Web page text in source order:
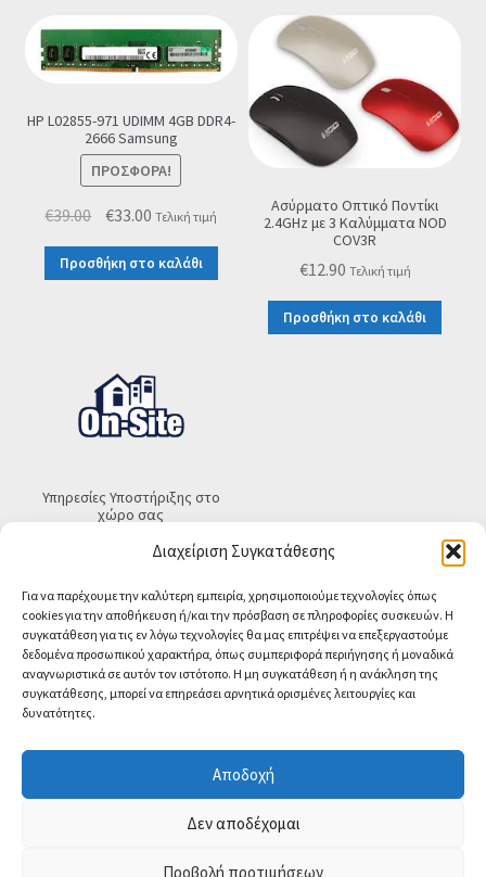
Διαχείριση Συγκατάθεσης
Για να παρέχουμε την καλύτερη εμπειρία, χρησιμοποιούμε τεχνολογίες όπως
cookies για την αποθήκευση ή/και την πρόσβαση σε πληροφορίες συσκευών. Η
συγκατάθεση για τις εν λόγω τεχνολογίες θα μας επιτρέψει να επεξεργαστούμε
δεδομένα προσωπικού χαρακτήρα, όπως συμπεριφορά περιήγησης ή μοναδικά
αναγνωριστικά σε αυτόν τον ιστότοπο. Η μη συγκατάθεση ή η ανάκληση της
συγκατάθεσης, μπορεί να επηρεάσει αρνητικά ορισμένες λειτουργίες και
δυνατότητες.
Αποδοχή
Δεν αποδέχομαι
Προβολή προτιμήσεων
HP L02855-971 UDIMM 4GB DDR4-
2666 Samsung
ΠΡΟΣΦΟΡΆ!
€39.00 Original
was:
€33.00 Η
τιμή
Τελική τιμή
Προσθήκη στο καλάθι
Ασύρματο Οπτικό Ποντίκι
2.4GHz με 3 Καλύμματα NOD
COV3R
€12.90 Τελική τιμή
Προσθήκη στο καλάθι
Υπηρεσίες Υποστήριξης στο
χώρο σας
Τελική τιμή
Προσθήκη στο καλάθι
© CA-MICROLAND 2026
Papaki Managed WordPress with
WooCommerce
Contact us